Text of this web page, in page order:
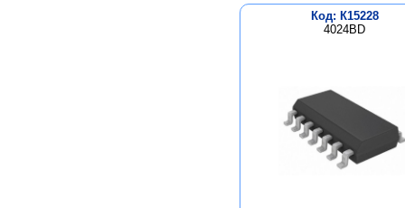
Код: К15228
4024BD